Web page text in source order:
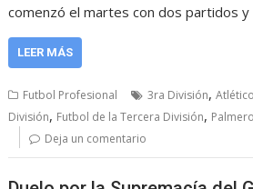
comenzó el martes con dos partidos
LEER MÁS
Futbol Profesional 3ra División,
División, Futbol de la Tercera División,
Deja un comentario